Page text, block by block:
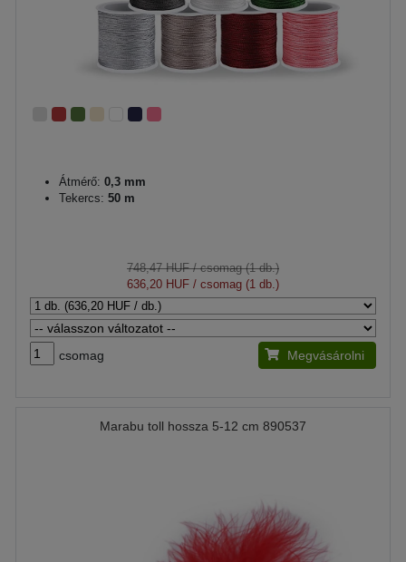
Átmérő: 0,3 mm
Tekercs: 50 m
748,47 HUF/ csomag (1 db.)
636,20 HUF / csomag (1 db.)
csomag Megvásárolni
Marabu toll hossza 5-12 cm 890537